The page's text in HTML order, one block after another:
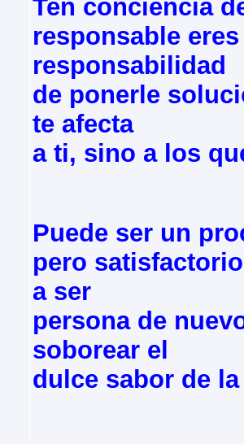
Ten conciencia
responsable
responsabilidad
de ponerle
te afecta
a ti, sino a los
Puede ser un
pero
a ser
persona de
soborear el
dulce sabor de